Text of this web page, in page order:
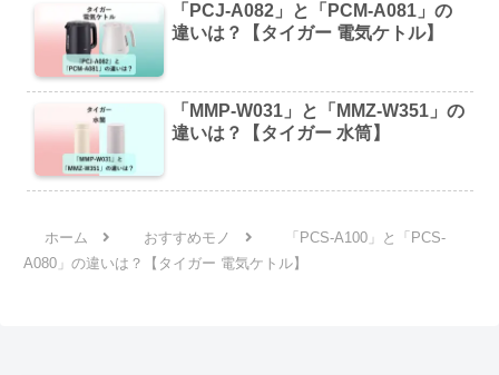
「PCJ-A082」と「PCM-A081」の
違いは？【タイガー 電気ケトル】
「MMP-W031」と「MMZ-W351」の
違いは？【タイガー 水筒】
ホーム おすすめモノ
「PCS-A100」と「PCS-
A080」の違いは？【タイガー 電気ケトル】